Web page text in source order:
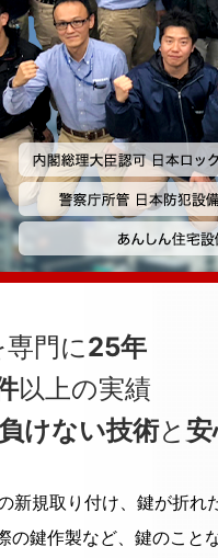
門に25年
以上の実績
負けない技術と
規取り付け、鍵が折れ
鍵作製など、鍵のこと